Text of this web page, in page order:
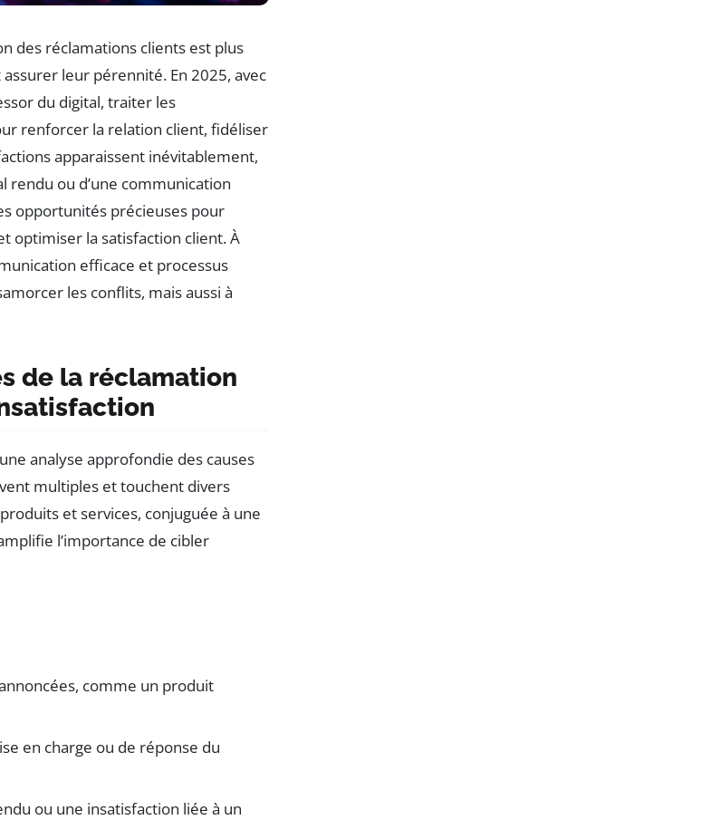
des réclamations clients est plus
leur pérennité. En 2025, avec
du digital, traiter les
renforcer la relation client, fidéliser
apparaissent inévitablement,
rendu ou d’une communication
opportunités précieuses pour
optimiser la satisfaction client. À
efficace et processus
les conflits, mais aussi à
de la réclamation
analyse approfondie des causes
multiples et touchent divers
et services, conjuguée à une
l’importance de cibler
comme un produit
en charge ou de réponse du
ou une insatisfaction liée à un